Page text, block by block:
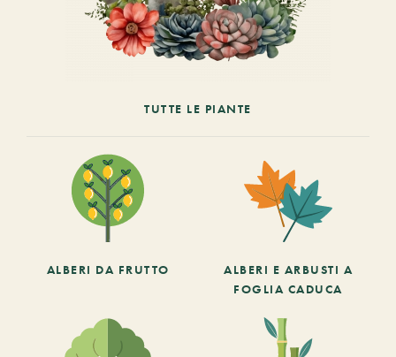
TUTTE LE PIANTE
ALBERI DA FRUTTO
ALBERI E ARBUSTI A
FOGLIA CADUCA